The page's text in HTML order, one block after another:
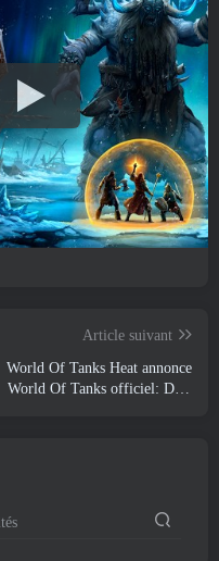
Article suivant
World Of Tanks Heat annonce
World Of Tanks officiel: Date